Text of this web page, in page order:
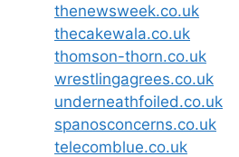
thenewsweek.co.uk
thecakewala.co.uk
thomson-thorn.co.uk
wrestlingagrees.co.uk
underneathfoiled.co.uk
spanosconcerns.co.uk
telecomblue.co.uk